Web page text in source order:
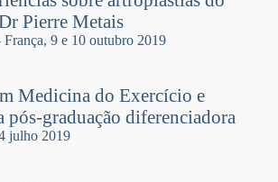
Pierre Metais
9 e 10 outubro 2019
Medicina do Exercício e
pós-graduação diferenciadora
julho 2019